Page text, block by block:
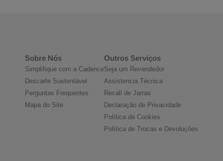
Sobre Nós
Simplifique com a Cadence
Descarte Sustentável
Perguntas Frequentes
Mapa do Site
Outros Serviços
Seja um Revendedor
Assistencia Técnica
Recall de Jarras
Declaração de Privacidade
Política de Cookies
Política de Trocas e Devoluções